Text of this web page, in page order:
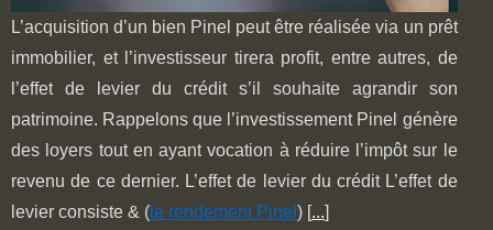
L’acquisition d’un bien Pinel peut être réalisée via un prêt
immobilier, et l’investisseur tirera profit, entre autres, de
l’effet de levier du crédit s’il souhaite agrandir son
patrimoine. Rappelons que l’investissement Pinel génère
des loyers tout en ayant vocation à réduire l’impôt sur le
revenu de ce dernier. L’effet de levier du crédit L’effet de
levier consiste & ( le rendement Pinel ) [...]